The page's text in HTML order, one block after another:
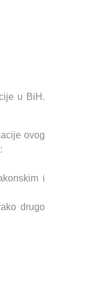
u BiH.
ovog
i
drugo